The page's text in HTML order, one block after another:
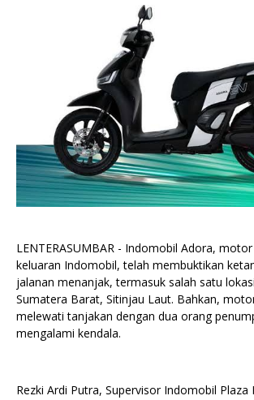
LENTERASUMBAR - Indomobil Adora,
keluaran Indomobil, telah membuktikan
jalanan menanjak, termasuk salah satu
Sumatera Barat, Sitinjau Laut. Bahkan,
melewati tanjakan dengan dua orang
mengalami kendala.
Rezki Ardi Putra, Supervisor Indomobil Plaza